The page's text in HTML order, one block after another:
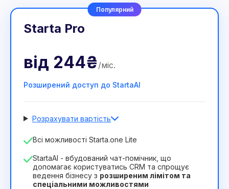
Популярний
Starta Pro
від 244₴ /міс.
Розширений доступ до StartaAI
Розрахувати вартість
Кількість співробітників
Тривалість ліцензії
12 Months (знижка -25%) Вигідний
Всі можливості Starta.one Lite
StartaAI - вбудований чат-помічник, що
допомагає користуватись CRM та спрощує
ведення бізнесу з розширеним лімітом та
спеціальними можливостями